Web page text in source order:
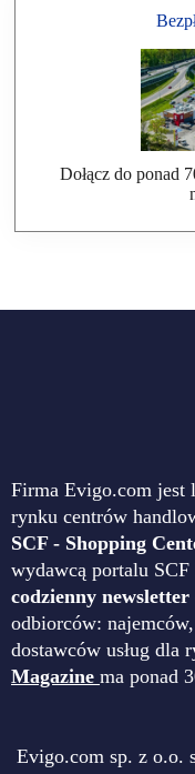
Dołącz do ponad
Firma Evigo.com jest
rynku centrów
SCF - Shopping
wydawcą portalu
codzienny newsletter
odbiorców:
dostawców usług dla
Magazine ma ponad
Evigo.com sp. z o.o.